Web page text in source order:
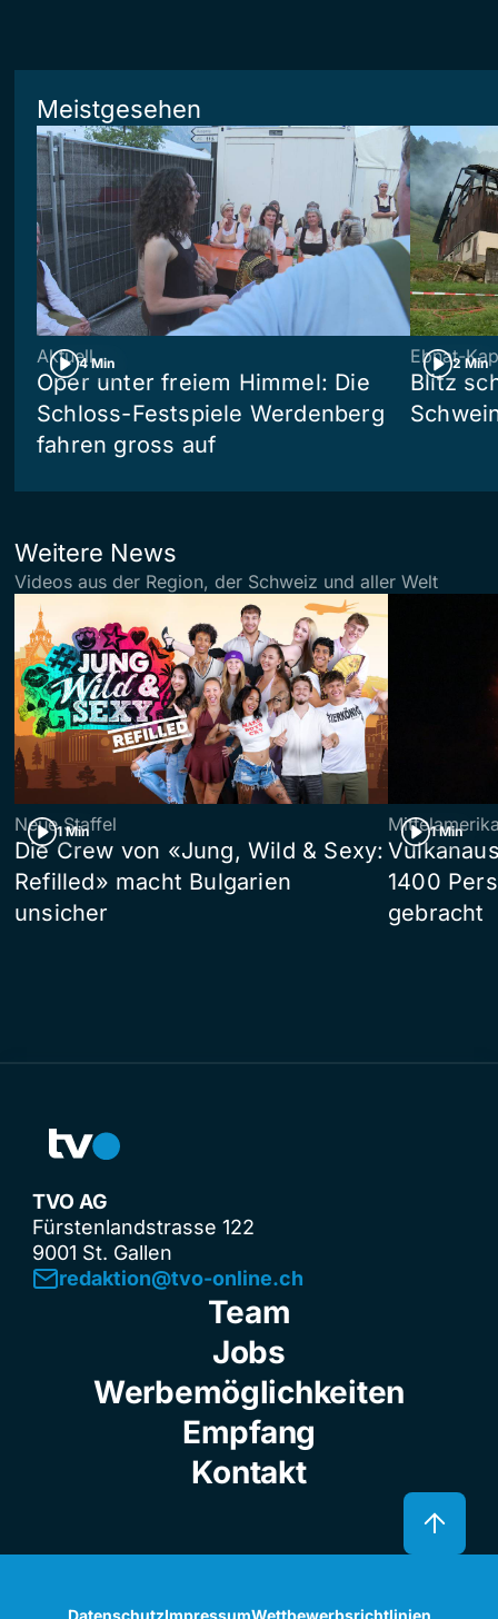
Meistgesehen
4 Min
Aktuell
Oper unter freiem Himmel: Die
Schloss-Festspiele Werdenberg
fahren gross auf
2 Min
Ebnat-
Blitz
Weitere News
Videos aus der Region, der Schweiz und aller Welt
1 Min
Neue Staffel
Die Crew von «Jung, Wild & Sexy:
Refilled» macht Bulgarien
unsicher
1 Min
1400
gebracht
TVO AG
Fürstenlandstrasse 122
9001 St. Gallen
redaktion@tvo-online.ch
Team
Jobs
Werbemöglichkeiten
Empfang
Kontakt